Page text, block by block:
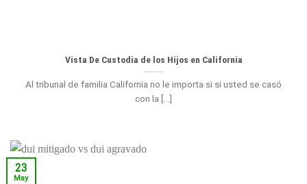
Vista De Custodia de los Hijos en California
Al tribunal de familia California no le importa si si usted se casó
con la [...]
23
May